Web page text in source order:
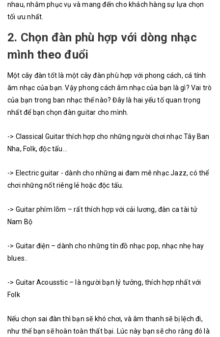
nhau, nhằm phục vụ và mang đến cho khách hàng sự lựa chọn
tối ưu nhất.
2. Chọn đàn phù hợp với dòng nhạc
mình theo đuổi
Một cây đàn tốt là một cây đàn phù hợp với phong cách, cá tính
âm nhạc của bạn. Vậy phong cách âm nhạc của bạn là gì? Vai trò
của bạn trong ban nhạc thế nào? Đây là hai yếu tố quan trọng
nhất để bạn chọn đàn guitar cho mình.
-> Classical Guitar thích hợp cho những người chơi nhạc Tây Ban
Nha, Folk, độc tấu…
-> Electric guitar - dành cho những ai đam mê nhạc Jazz, có thể
chơi những nốt riêng lẻ hoặc độc tấu.
-> Guitar phím lõm – rất thích hợp với cải lương, đàn ca tài tử
Nam Bộ
-> Guitar điện – dành cho những tín đồ nhạc pop, nhạc nhẹ hay
blues..
-> Guitar Acousstic – là người bạn lý tưởng, thích hợp nhất với
Folk
Nếu chọn sai đàn thì bạn sẽ khó chơi, và âm thanh sẽ bị lệch đi,
như thế bạn sẽ hoàn toàn thất bại. Lúc này bạn sẽ cho rằng đó là